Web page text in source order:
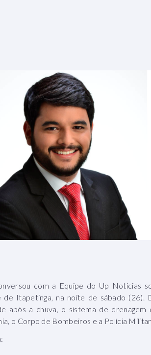
com a Equipe do Up Notícias
de Itapetinga, na noite de sábado (26).
após a chuva, o sistema de
o Corpo de Bombeiros e a Polícia